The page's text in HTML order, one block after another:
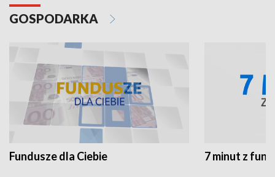
GOSPODARKA
Fundusze dla Ciebie 7 minut z